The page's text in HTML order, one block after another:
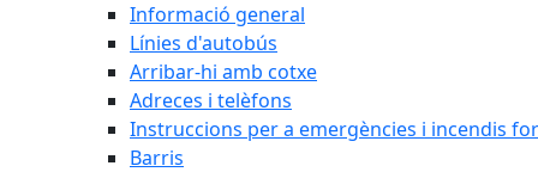
Informació general
Línies d'autobús
Arribar-hi amb cotxe
Adreces i telèfons
Instruccions per a emergències i incendis
Barris